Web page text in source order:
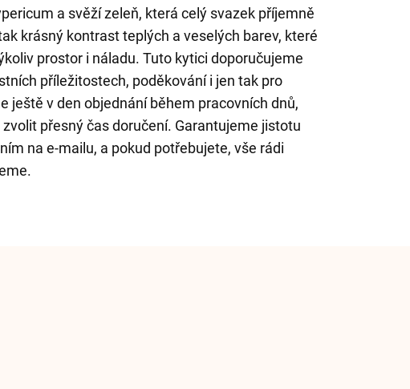
a svěží zeleň, která celý svazek příjemně
krásný kontrast teplých a veselých barev, které
prostor i náladu. Tuto kytici doporučujeme
příležitostech, poděkování i jen tak pro
ještě v den objednání během pracovních dnů,
přesný čas doručení. Garantujeme jistotu
na e-mailu, a pokud potřebujete, vše rádi